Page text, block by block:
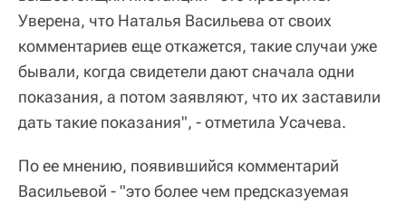
Уверена, что Наталья Васильева от своих
комментариев еще откажется, такие случаи уже
бывали, когда свидетели дают сначала одни
показания, а потом заявляют, что их заставили
дать такие показания", - отметила Усачева.
По ее мнению, появившийся комментарий
Васильевой - "это более чем предсказуемая